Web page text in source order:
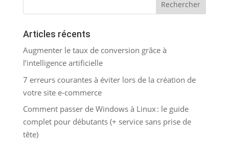
Articles récents
Augmenter le taux de conversion grâce à
l’intelligence artificielle
7 erreurs courantes à éviter lors de la création de
votre site e-commerce
Comment passer de Windows à Linux : le guide
complet pour débutants (+ service sans prise de
tête)